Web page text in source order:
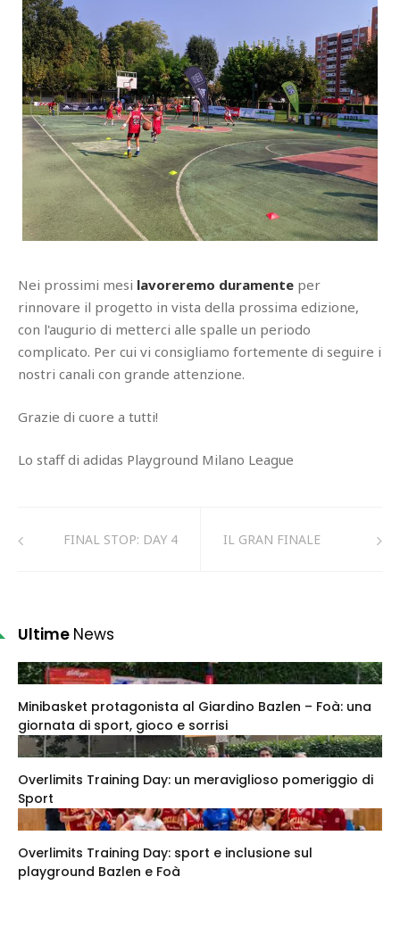
Nei prossimi mesi lavoreremo duramente per
rinnovare il progetto in vista della prossima edizione,
con l'augurio di metterci alle spalle un periodo
complicato. Per cui vi consigliamo fortemente di seguire i
nostri canali con grande attenzione.
Grazie di cuore a tutti!
Lo staff di adidas Playground Milano League
FINAL STOP: DAY 4 IL GRAN FINALE
Ultime News
Minibasket protagonista al Giardino Bazlen – Foà: una
giornata di sport, gioco e sorrisi
Overlimits Training Day: un meraviglioso pomeriggio di
Sport
Overlimits Training Day: sport e inclusione sul
playground Bazlen e Foà